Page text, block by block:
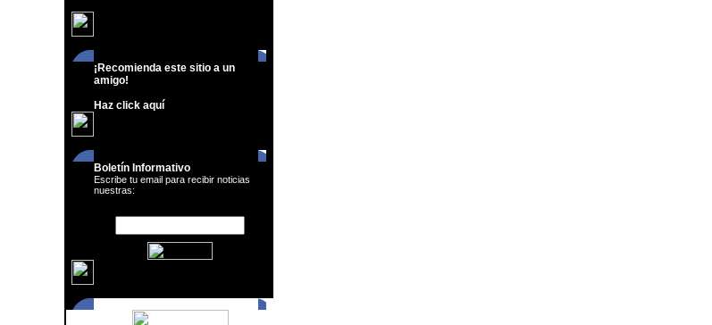
¡Recomienda este sitio a un
amigo!
Haz click aquí
Boletín Informativo
Escribe tu email para recibir noticias
nuestras: